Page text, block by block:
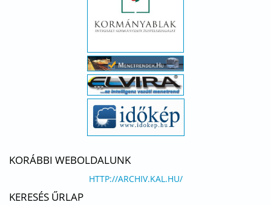
KORÁBBI WEBOLDALUNK
HTTP://ARCHIV.KAL.HU/
KERESÉS ŰRLAP